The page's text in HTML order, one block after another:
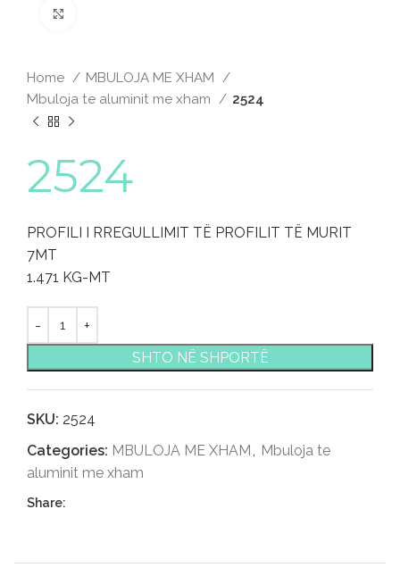
Home
MBULOJA ME XHAM
Mbuloja te aluminit me xham
2524
2524
PROFILI I RREGULLIMIT TË PROFILIT TË MURIT
7MT
1.471 KG-MT
SHTO NË SHPORTË
SKU: 2524
Categories: MBULOJA ME XHAM, Mbuloja te
aluminit me xham
Share: